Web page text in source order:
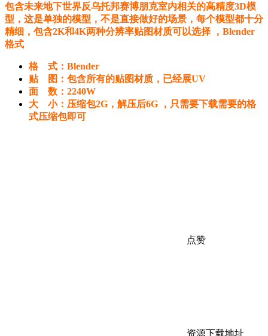
包含未来地下世界反乌托邦赛博朋克室内相关的高精度3D模
型，这是单独的模型，不是直接做好的场景，每个模型都十分
精细，包含2K和4K两种分辨率贴图材质可以选择 ，Blender
格式
格 式： Blender
贴 图：包含所有的贴图材质，已经展UV
面 数：2240W
大 小：压缩包2G，解压后6G ，只需要下载需要的格
式压缩包即可
点赞
资源下载地址